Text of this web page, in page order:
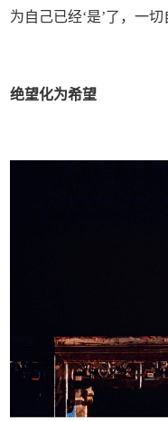
为自己已经‘是’了，一
绝望化为希望